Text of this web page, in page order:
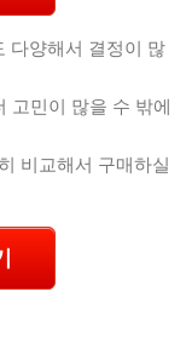
다양해서 결정이 많
고민이 많을 수 밖에
비교해서 구매하실